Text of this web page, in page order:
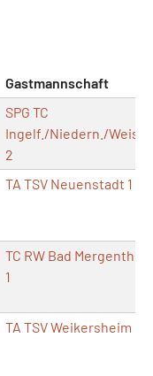
Gastmannschaft
SPG TC
Ingelf./Niedern./
2
TA TSV Neuenstadt 1
TC RW Bad
1
TA TSV Weikersheim 1